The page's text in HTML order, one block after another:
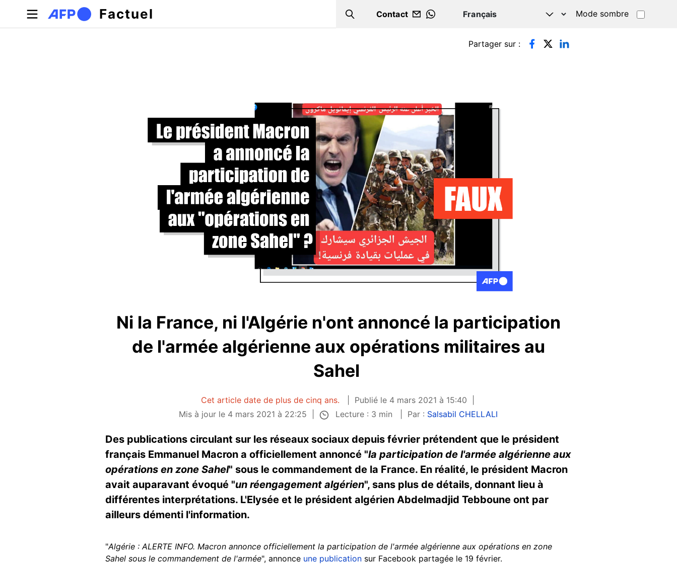
Aller au contenu principal
Factuel Search
Contact
WHATSAPP
Mode sombre
Onglets principaux Partager sur :
Ni la France, ni l'Algérie n'ont annoncé la participation
de l'armée algérienne aux opérations militaires au
Sahel
Cet article date de plus de cinq ans.
Publié le 4 mars 2021 à 15:40
Mis à jour le 4 mars 2021 à 22:25
Lecture : 3 min Par : Salsabil CHELLALI
Des publications circulant sur les réseaux sociaux depuis février prétendent que le président
français Emmanuel Macron a officiellement annoncé "la participation de l'armée algérienne aux
opérations en zone Sahel" sous le commandement de la France. En réalité, le président Macron
avait auparavant évoqué "un réengagement algérien", sans plus de détails, donnant lieu à
différentes interprétations. L'Elysée et le président algérien Abdelmadjid Tebboune ont par
ailleurs démenti l'information.
"Algérie : ALERTE INFO. Macron annonce officiellement la participation de l'armée algérienne aux opérations en zone
Sahel sous le commandement de l'armée", annonce une publication sur Facebook partagée le 19 février.